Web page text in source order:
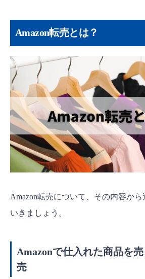
Amazonの規約を理解する
違法行為について理解する
古物商許可について理解する
真贋調査・出品制限について
Amazon転売の始め方
古物許可証を取得する
Amazonセラーアカウントに
商品をリサーチする
商品を仕入れる
Amazon転売で成功するためのコ
仕入れ時のポイント付与も考
Amazon転売とは？
Amazon転売について、その内容か
いきましょう。
Amazonで仕入れた商品を
売